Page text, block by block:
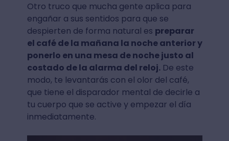
Otro truco que mucha gente aplica para
engañar a sus sentidos para que se
despierten de forma natural es preparar
el café de la mañana la noche anterior y
ponerlo en una mesa de noche justo al
costado de la alarma del reloj.De este
modo, te levantarás con el olor del café,
que tiene el disparador mental de decirle a
tu cuerpo que se active y empezar el día
inmediatamente.